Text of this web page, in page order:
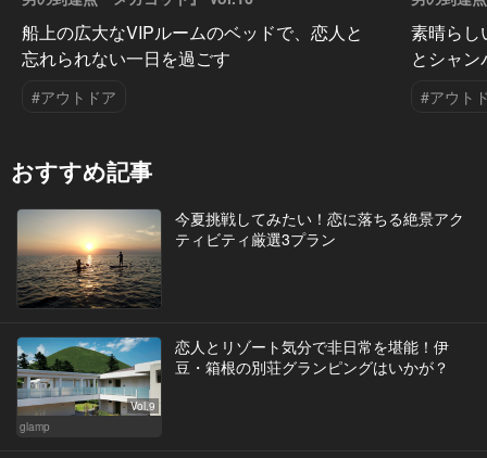
船上の広大なVIPルームのベッドで、恋人と
忘れられない一日を過ごす
#アウトドア
素晴らし
とシャ
#アウト
おすすめ記事
今夏挑戦してみたい！恋に落ちる絶景アク
ティビティ厳選3プラン
Vol.9
glamp
恋人とリゾート気分で非日常を堪能！伊
豆・箱根の別荘グランピングはいかが？